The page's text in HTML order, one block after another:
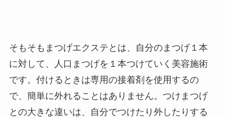
そもそもまつげエクステとは、自分のまつげ１本
に対して、人口まつげを１本つけていく美容施術
です。付けるときは専用の接着剤を使用するの
で、簡単に外れることはありません。つけまつげ
との大きな違いは、自分でつけたり外したりする